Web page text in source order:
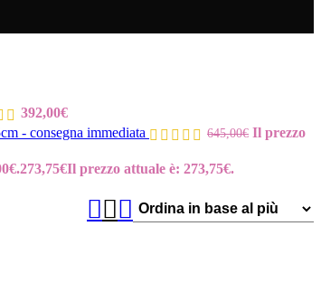
392,00€
- consegna immediata
645,00€ Il prezzo
273,75€Il prezzo attuale è: 273,75€.